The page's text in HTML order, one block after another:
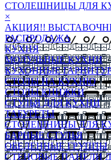
СТОЛЕШНИЦЫ ДЛЯ
×
АКЦИЯ!!
РАСПРОДАЖА
КУХНЯ
МОДУЛЬНЫЕ КУХНИ
КУХОННЫЕ
СТОЛЫ НА КУХНЮ
СТОЛЫ КНИЖКИ
СТУЛЬЯ ДЛЯ КУХНИ
ТАБУРЕТЫ
СТОЛЕШНИЦЫ ДЛЯ
БАРНЫЕ СТУЛЬЯ
ОБЕДЕННЫЕ ГРУППЫ
СТЕНОВЫЕ ПАНЕЛИ